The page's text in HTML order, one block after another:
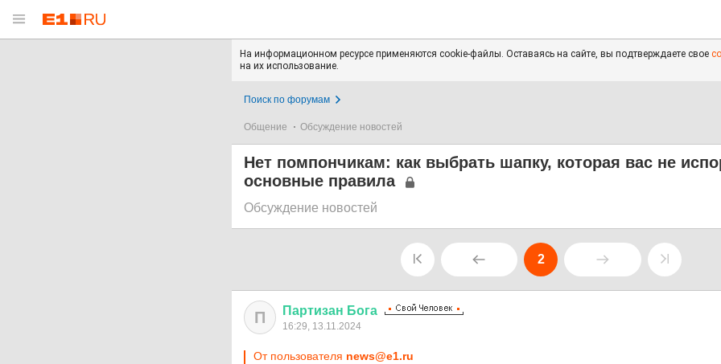
На информационном ресурсе применяются cookie-файлы. Оставаясь на сайте, вы подтверждаете свое
на их использование.
Поиск по форумам
Общение Обсуждение новостей
Нет помпончикам: как выбрать шапку, которая вас не
основные правила
Обсуждение новостей
2
П Партизан Бога
16:29, 13.11.2024
От пользователя news@e1.ru